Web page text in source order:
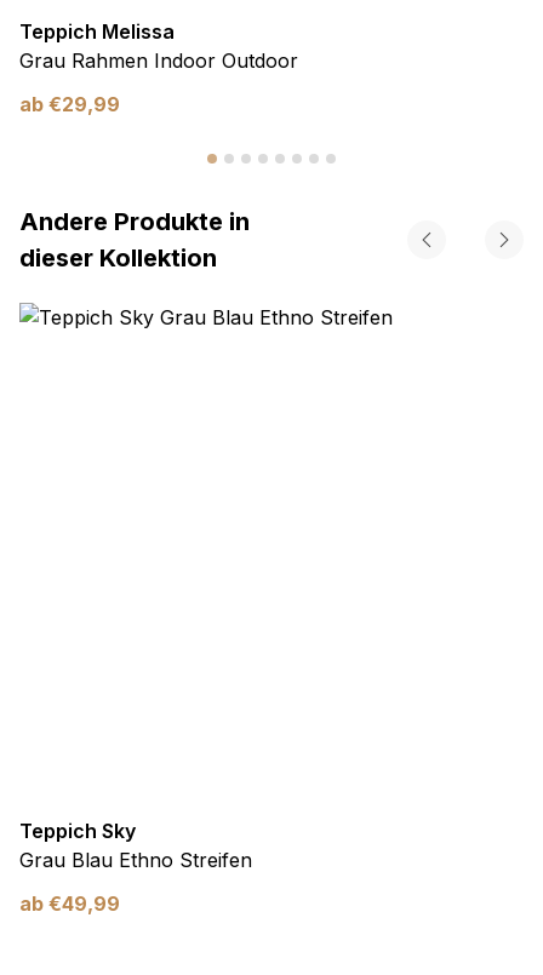
Teppich Melissa
Grau Rahmen Indoor Outdoor
ab €29,99
Andere Produkte in
dieser Kollektion
Teppich Sky
Grau Blau Ethno Streifen
ab €49,99